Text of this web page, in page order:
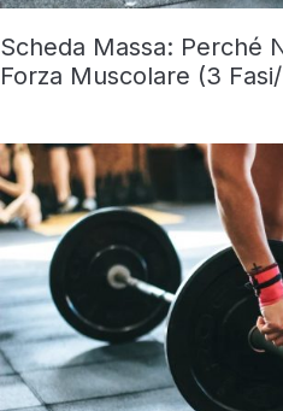
Scheda Massa: Perché
Forza Muscolare (3